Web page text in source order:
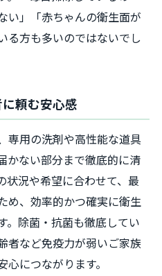
い」「赤ちゃんの衛生面が
る方も多いのではないでし
頼む安心感
専用の洗剤や高性能な道具
かない部分まで徹底的に清
状況や希望に合わせて、最
め、効率的かつ確実に衛生
。除菌・抗菌も徹底してい
者など免疫力が弱いご家族
につながります。